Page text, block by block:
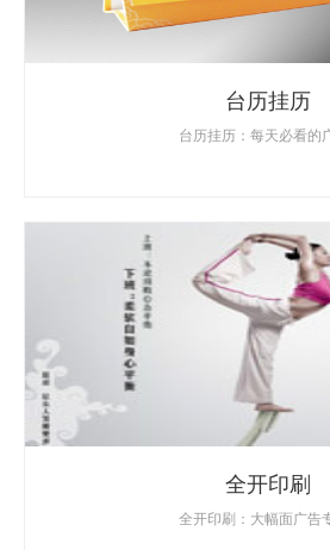
台历挂历
台历挂历：每天必看的
全开印刷
全开印刷：大幅面广告